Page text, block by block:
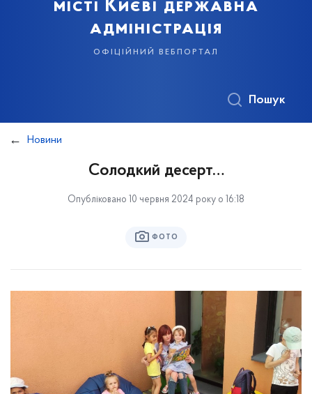
місті Києві державна
адміністрація
офіційний вебпортал
Пошук
Новини
Солодкий десерт…
Опубліковано 10 червня 2024 року о 16:18
ФОТО